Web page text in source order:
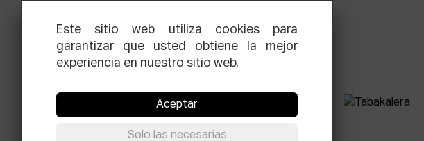
Este sitio web utiliza cookies para
garantizar que usted obtiene la mejor
experiencia en nuestro sitio web.
Aceptar
Solo las necesarias